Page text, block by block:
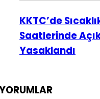
KKTC’de
Saatlerinde
Yasaklandı